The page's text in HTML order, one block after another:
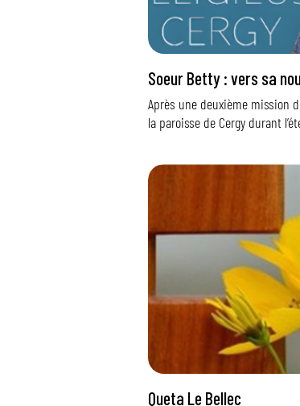
Soeur Betty : vers sa
Après une deuxième mission
la paroisse de Cergy durant
Queta Le Bellec